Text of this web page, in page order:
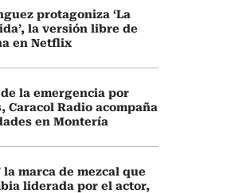
protagoniza ‘La
la versión libre de
en Netflix
de la emergencia por
Caracol Radio acompaña
en Montería
la marca de mezcal que
liderada por el actor,